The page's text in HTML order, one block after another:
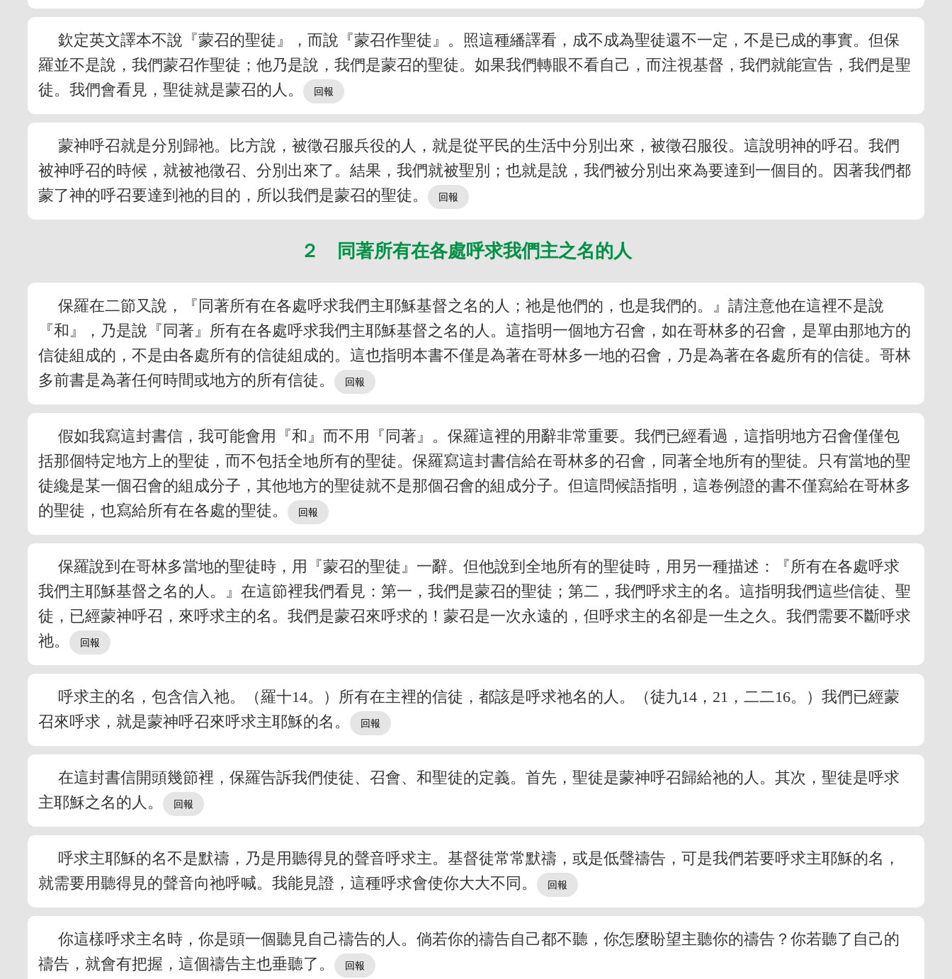
欽定英文譯本不說『蒙召的聖徒』，而說『蒙召作聖徒』。照這種繙譯看，成不成為聖徒還不一定，不是已成的事實。但保
羅並不是說，我們蒙召作聖徒；他乃是說，我們是蒙召的聖徒。如果我們轉眼不看自己，而注視基督，我們就能宣告，我們是聖
徒。我們會看見，聖徒就是蒙召的人。
蒙神呼召就是分別歸祂。比方說，被徵召服兵役的人，就是從平民的生活中分別出來，被徵召服役。這說明神的呼召。我們
被神呼召的時候，就被祂徵召、分別出來了。結果，我們就被聖別；也就是說，我們被分別出來為要達到一個目的。因著我們都
蒙了神的呼召要達到祂的目的，所以我們是蒙召的聖徒。
２ 同著所有在各處呼求我們主之名的人
保羅在二節又說，『同著所有在各處呼求我們主耶穌基督之名的人；祂是他們的，也是我們的。』請注意他在這裡不是說
『和』，乃是說『同著』所有在各處呼求我們主耶穌基督之名的人。這指明一個地方召會，如在哥林多的召會，是單由那地方的
信徒組成的，不是由各處所有的信徒組成的。這也指明本書不僅是為著在哥林多一地的召會，乃是為著在各處所有的信徒。哥林
多前書是為著任何時間或地方的所有信徒。
假如我寫這封書信，我可能會用『和』而不用『同著』。保羅這裡的用辭非常重要。我們已經看過，這指明地方召會僅僅包
括那個特定地方上的聖徒，而不包括全地所有的聖徒。保羅寫這封書信給在哥林多的召會，同著全地所有的聖徒。只有當地的聖
徒纔是某一個召會的組成分子，其他地方的聖徒就不是那個召會的組成分子。但這問候語指明，這卷例證的書不僅寫給在哥林多
的聖徒，也寫給所有在各處的聖徒。
保羅說到在哥林多當地的聖徒時，用『蒙召的聖徒』一辭。但他說到全地所有的聖徒時，用另一種描述：『所有在各處呼求
我們主耶穌基督之名的人。』在這節裡我們看見：第一，我們是蒙召的聖徒；第二，我們呼求主的名。這指明我們這些信徒、聖
徒，已經蒙神呼召，來呼求主的名。我們是蒙召來呼求的！蒙召是一次永遠的，但呼求主的名卻是一生之久。我們需要不斷呼求
祂。
呼求主的名，包含信入祂。（羅十14。）所有在主裡的信徒，都該是呼求祂名的人。（徒九14，21，二二16。）我們已經蒙
召來呼求，就是蒙神呼召來呼求主耶穌的名。
在這封書信開頭幾節裡，保羅告訴我們使徒、召會、和聖徒的定義。首先，聖徒是蒙神呼召歸給祂的人。其次，聖徒是呼求
主耶穌之名的人。
呼求主耶穌的名不是默禱，乃是用聽得見的聲音呼求主。基督徒常常默禱，或是低聲禱告，可是我們若要呼求主耶穌的名，
就需要用聽得見的聲音向祂呼喊。我能見證，這種呼求會使你大大不同。
你這樣呼求主名時，你是頭一個聽見自己禱告的人。倘若你的禱告自己都不聽，你怎麼盼望主聽你的禱告？你若聽了自己的
禱告，就會有把握，這個禱告主也垂聽了。